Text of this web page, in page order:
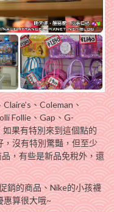
、Coleman、
Follie、Gap、G-
果有特別來到這個點的
沒有特別驚豔，但至少
，有些是新品免稅外，還
銷的商品、Nike的小孩襪
惠算很大哦~